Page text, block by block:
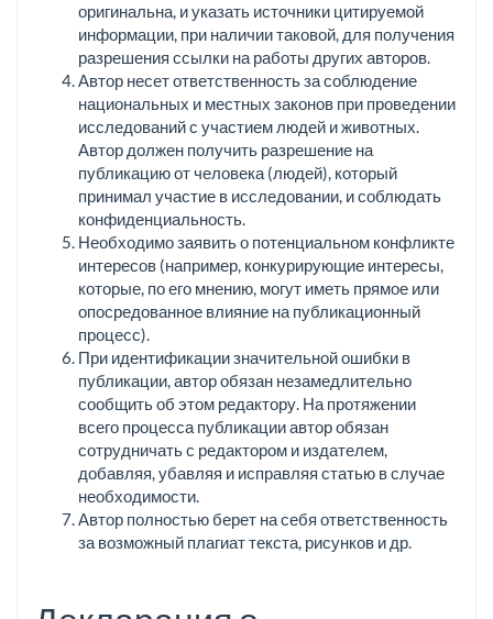
оригинальна, и указать источники цитируемой
информации, при наличии таковой, для получения
разрешения ссылки на работы других авторов.
Автор несет ответственность за соблюдение
национальных и местных законов при проведении
исследований с участием людей и животных.
Автор должен получить разрешение на
публикацию от человека (людей), который
принимал участие в исследовании, и соблюдать
конфиденциальность.
Необходимо заявить о потенциальном конфликте
интересов (например, конкурирующие интересы,
которые, по его мнению, могут иметь прямое или
опосредованное влияние на публикационный
процесс).
При идентификации значительной ошибки в
публикации, автор обязан незамедлительно
сообщить об этом редактору. На протяжении
всего процесса публикации автор обязан
сотрудничать с редактором и издателем,
добавляя, убавляя и исправляя статью в случае
необходимости.
Автор полностью берет на себя ответственность
за возможный плагиат текста, рисунков и др.